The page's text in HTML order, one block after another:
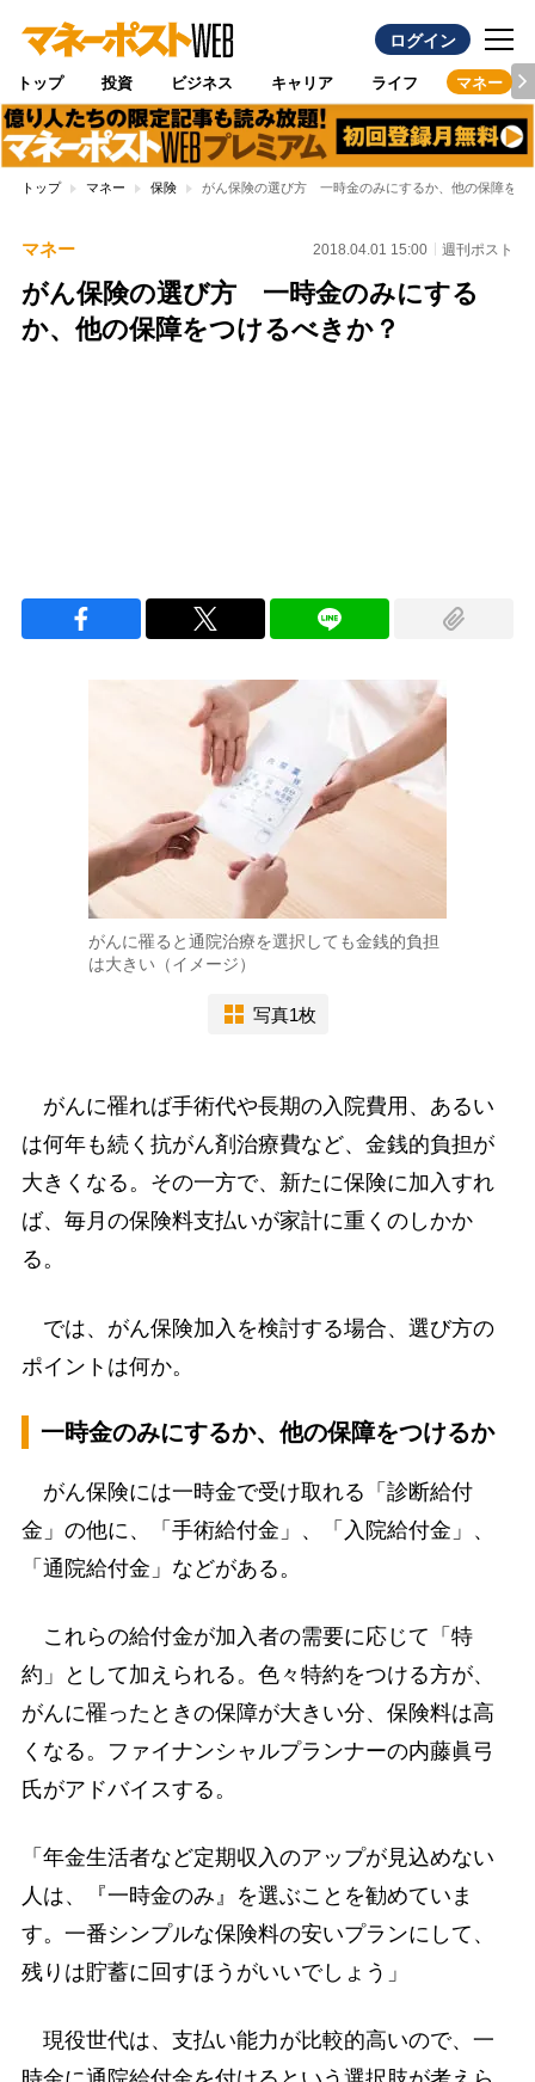
ログイン
トップ 投資 ビジネス キャリア ライフ マネー
トップ マネー 保険 がん保険の選び方 一時金のみにするか、他の保障をつ
マネー 2018.04.01 15:00 週刊ポスト
がん保険の選び方 一時金のみにする
か、他の保障をつけるべきか？
がんに罹ると通院治療を選択しても金銭的負担
は大きい（イメージ）
写真1枚
がんに罹れば手術代や長期の入院費用、あるい
は何年も続く抗がん剤治療費など、金銭的負担が
大きくなる。その一方で、新たに保険に加入すれ
ば、毎月の保険料支払いが家計に重くのしかか
る。
では、がん保険加入を検討する場合、選び方の
ポイントは何か。
一時金のみにするか、他の保障をつけるか
がん保険には一時金で受け取れる「診断給付
金」の他に、「手術給付金」、「入院給付金」、
「通院給付金」などがある。
これらの給付金が加入者の需要に応じて「特
約」として加えられる。色々特約をつける方が、
がんに罹ったときの保障が大きい分、保険料は高
くなる。ファイナンシャルプランナーの内藤眞弓
氏がアドバイスする。
「年金生活者など定期収入のアップが見込めない
人は、『一時金のみ』を選ぶことを勧めていま
す。一番シンプルな保険料の安いプランにして、
残りは貯蓄に回すほうがいいでしょう」
現役世代は、支払い能力が比較的高いので、一